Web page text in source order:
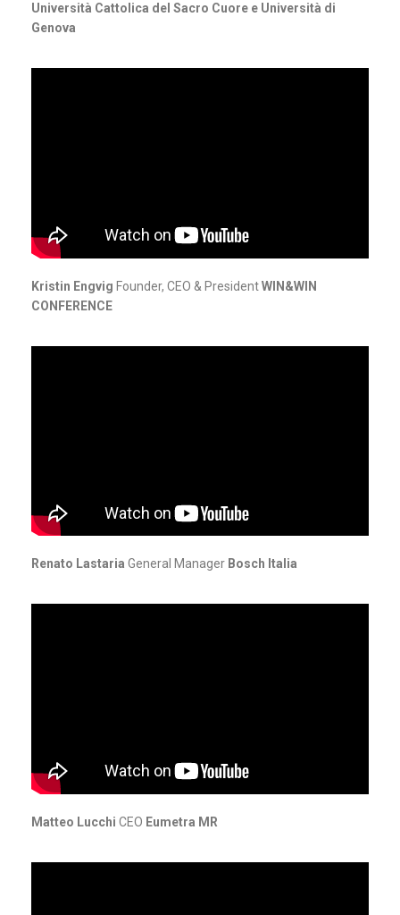
Università Cattolica del Sacro Cuore e Università di
Genova
Kristin Engvig Founder, CEO & PresidentWIN&WIN
CONFERENCE
Renato Lastaria General Manager Bosch Italia
Matteo Lucchi CEO Eumetra MR